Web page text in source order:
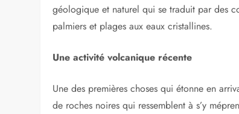
géologique et naturel qui se traduit par des
palmiers et plages aux eaux cristallines.
Une activité volcanique récente
Une des premières choses qui étonne en
de roches noires qui ressemblent à s’y